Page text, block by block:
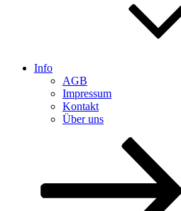
Info
AGB
Impressum
Kontakt
Über uns